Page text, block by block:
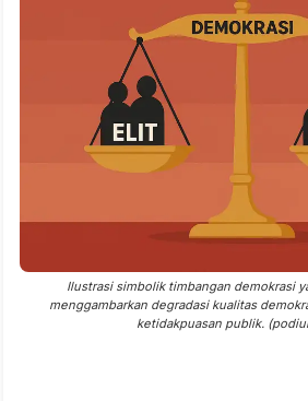
Ilustrasi simbolik timbangan demokrasi
menggambarkan degradasi kualitas
ketidakpuasan publik.